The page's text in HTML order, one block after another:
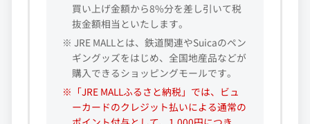
買い上げ金額から8%分を差し引いて税
抜金額相当といたします。
※ JRE MALLとは、鉄道関連やSuicaのペン
ギングッズをはじめ、全国地産品などが
購入できるショッピングモールです。
※「JRE MALLふるさと納税」では、ビュ
ーカードのクレジット払いによる通常の